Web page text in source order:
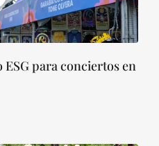
para conciertos en